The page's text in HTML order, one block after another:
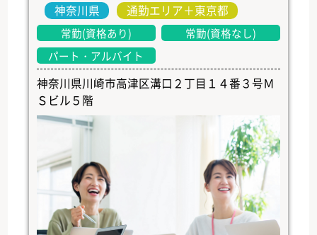
神奈川県 通勤エリア＋東京都
常勤(資格あり)
常勤(資格なし)
パート・アルバイト
神奈川県川崎市高津区溝口２丁目１４番３号Ｍ
Ｓビル５階